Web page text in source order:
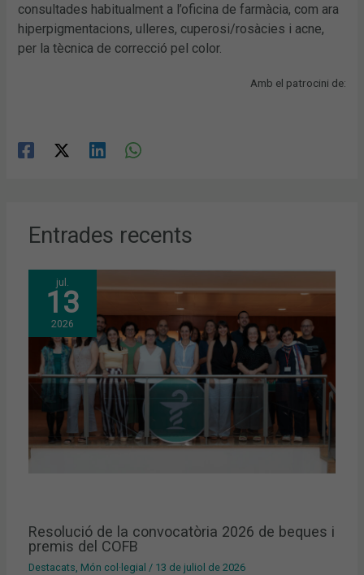
consultades habitualment a l’oficina de farmàcia, com ara
hiperpigmentacions, ulleres, cuperosi/rosàcies i acne,
per la tècnica de correcció pel color.
Amb el patrocini de:
Entrades recents
jul.
13
2026
Resolució de la convocatòria 2026 de beques i
premis del COFB
Destacats Món col·legial / 13 de juliol de 2026